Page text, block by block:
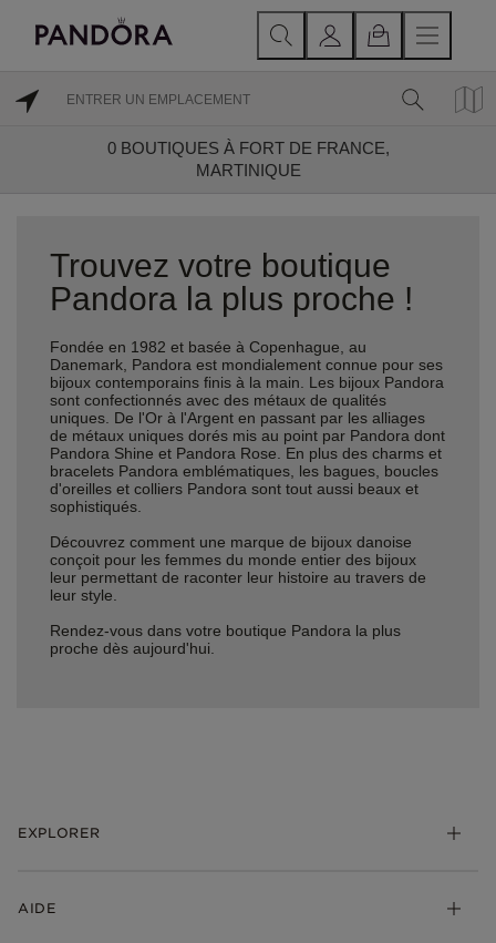
0BOUTIQUES À FORT DE FRANCE,
MARTINIQUE
Trouvez votre boutique
Pandora la plus proche !
Fondée en 1982 et basée à Copenhague, au
Danemark, Pandora est mondialement connue pour ses
bijoux contemporains finis à la main. Les bijoux Pandora
sont confectionnés avec des métaux de qualités
uniques. De l'Or à l'Argent en passant par les alliages
de métaux uniques dorés mis au point par Pandora dont
Pandora Shine et Pandora Rose. En plus des charms et
bracelets Pandora emblématiques, les bagues, boucles
d'oreilles et colliers Pandora sont tout aussi beaux et
sophistiqués.
Découvrez comment une marque de bijoux danoise
conçoit pour les femmes du monde entier des bijoux
leur permettant de raconter leur histoire au travers de
leur style.
Rendez-vous dans votre boutique Pandora la plus
proche dès aujourd'hui.
EXPLORER
Bijoux
AIDE